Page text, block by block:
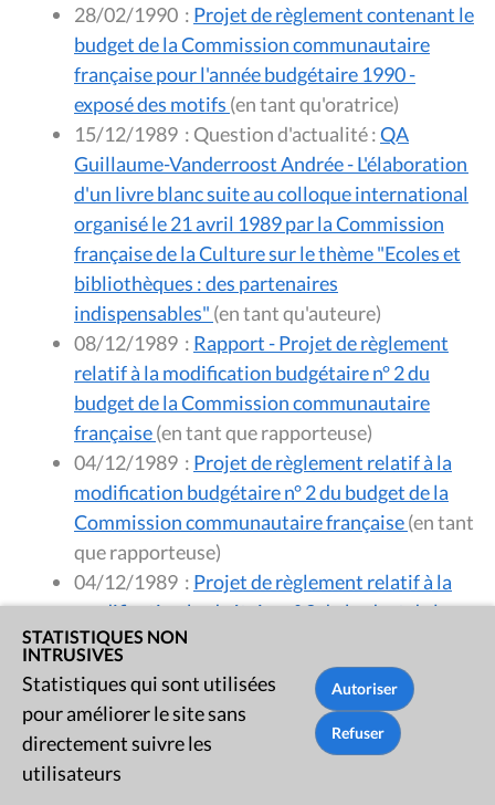
28/02/1990 : Projet de règlement contenant le
budget de la Commission communautaire
française pour l'année budgétaire 1990 -
exposé des motifs
(en tant qu'oratrice)
15/12/1989 : Question d'actualité :QA
Guillaume-Vanderroost Andrée - L'élaboration
d'un livre blanc suite au colloque international
organisé le 21 avril 1989 par la Commission
française de la Culture sur le thème "Ecoles et
bibliothèques : des partenaires
indispensables"
(en tant qu'auteure)
08/12/1989 : Rapport - Projet de règlement
relatif à la modification budgétaire n° 2 du
budget de la Commission communautaire
française
(en tant que rapporteuse)
04/12/1989 : Projet de règlement relatif à la
modification budgétaire n° 2 du budget de la
Commission communautaire française(en tant
que rapporteuse)
04/12/1989 : Projet de règlement relatif à la
modification budgétaire n° 2 du budget de la
Commission communautaire française
qu'oratrice)
STATISTIQUES NON
INTRUSIVES
Statistiques qui sont utilisées
pour améliorer le site sans
directement suivre les
utilisateurs